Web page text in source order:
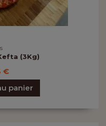
(3Kg)
€
panier